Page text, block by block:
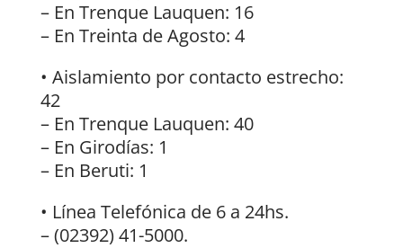
– En Trenque Lauquen: 16
– En Treinta de Agosto: 4
• Aislamiento por contacto estrecho:
42
– En Trenque Lauquen: 40
– En Girodías: 1
– En Beruti: 1
• Línea Telefónica de 6 a 24hs.
– (02392) 41-5000.